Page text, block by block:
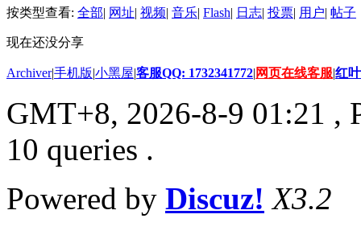
按类型查看: 全部| 网址| 视频| 音乐| Flash| 日志| 投票| 用户| 帖子
现在还没分享
Archiver|手机版|小黑屋|客服QQ: 1732341772| 网页在线客服|红
GMT+8, 2026-8-9 01:21 ,
10 queries .
Powered by Discuz! X3.2